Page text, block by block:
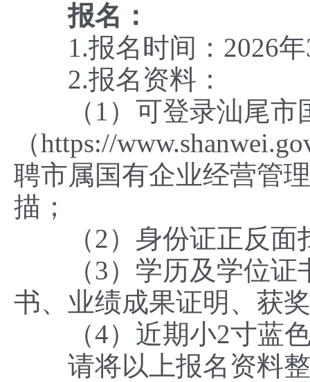
报名：
1.报名时间：2026年
2.报名资料：
（1）可登录汕尾市
（https://
聘市属国有企业经营管
描；
（2）身份证正反面
（3）学历及学位证
书、业绩成果证明、获
（4）近期小2寸蓝色
请将以上报名资料整